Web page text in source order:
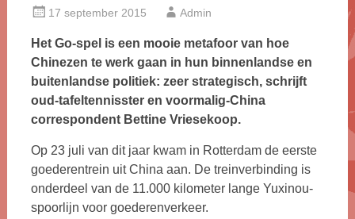
17 september 2015 Admin
Het Go-spel is een mooie metafoor van hoe
Chinezen te werk gaan in hun binnenlandse en
buitenlandse politiek: zeer strategisch, schrijft
oud-tafeltennisster en voormalig-China
correspondent Bettine Vriesekoop.
Op 23 juli van dit jaar kwam in Rotterdam de eerste
goederentrein uit China aan. De treinverbinding is
onderdeel van de 11.000 kilometer lange Yuxinou-
spoorlijn voor goederenverkeer.